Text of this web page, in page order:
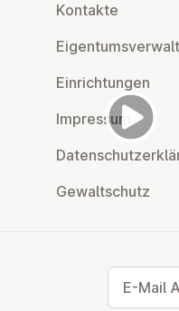
Kontakte
Ein­rich­tun­gen
Impressum
Ge­walt­schutz